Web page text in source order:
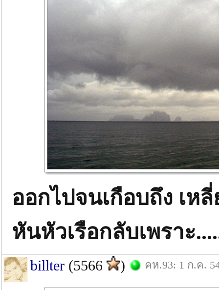
ออกไปจนเกือบถึง เห
หันหัวเรือกลับเพราะ
billter (5566 ) คห.93: 1 ก.ค.